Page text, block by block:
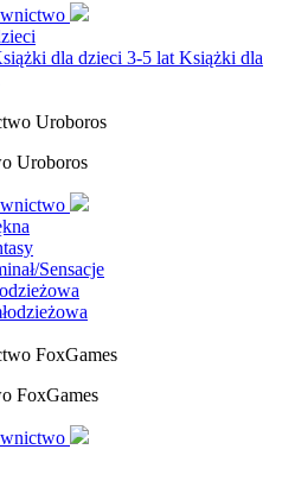
dla dzieci 3-5 lat Książki dla
Uroboros
Sensacje
FoxGames